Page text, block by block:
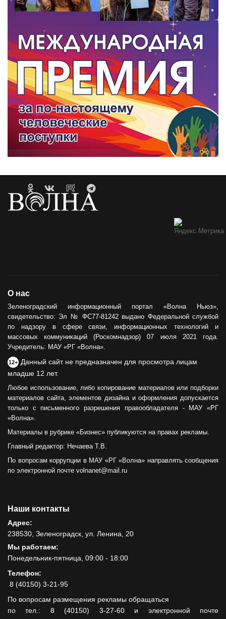
О нас
Зеленоградский информационный портал «Волна Ньюз»,
свидетельство: Эл № ФС77-81242 выдано Федеральной службой
по надзору в сфере связи, информационных технологий и
массовых коммуникаций (Роскомнадзор) 07 июля 2021 года.
Учредитель: МАУ «РГ «Волна».
12+ Данный сайт не предназначен для просмотра лицам
младше 12 лет.
Любое использование, либо копирование материалов или подборки
материалов сайта, элементов дизайна и оформления допускается
только с письменного разрешения правообладателя - МАУ «РГ
«Волна».
Материалы в рубрике «Бизнес» публикуются на правах рекламы.
Главный редактор: Нечаева Т.В.
По вопросам коррупции в МАУ «РГ «Волна» направлять сообщения
по электронной почте volnanet@mail.ru
Наши контакты
Адрес:
238530, Зеленоградск, ул. Ленина, 20
Мы работаем:
Понедельник-пятница, 09:00 - 18:00
Телефон:
8 (40150) 3-21-95
По вопросам размещения рекламы обращаться
по тел.: 8 (40150) 3-27-60 и электронной почте